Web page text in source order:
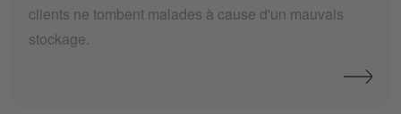
clients ne tombent malades à cause d'un mauvais
stockage.